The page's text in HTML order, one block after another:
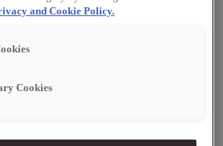
and Cookie Policy.
Cookies